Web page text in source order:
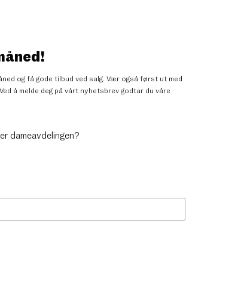
og få gode tilbud ved salg. Vær også først ut med
å melde deg på vårt nyhetsbrev godtar du våre
dameavdelingen?